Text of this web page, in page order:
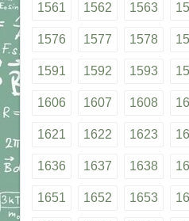
1561 1562 1563
1576 1577 1578
1591 1592 1593
1606 1607 1608
1621 1622 1623
1636 1637 1638
1651 1652 1653